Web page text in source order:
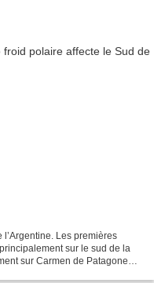
Les premières
sur le sud de la
sur Carmen de Patagones